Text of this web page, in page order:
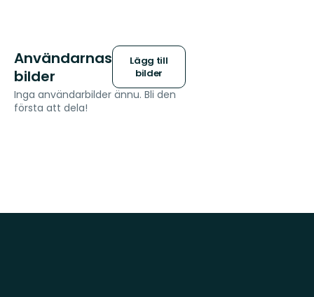
Användarnas
bilder
Lägg till
bilder
Inga användarbilder ännu. Bli den
första att dela!